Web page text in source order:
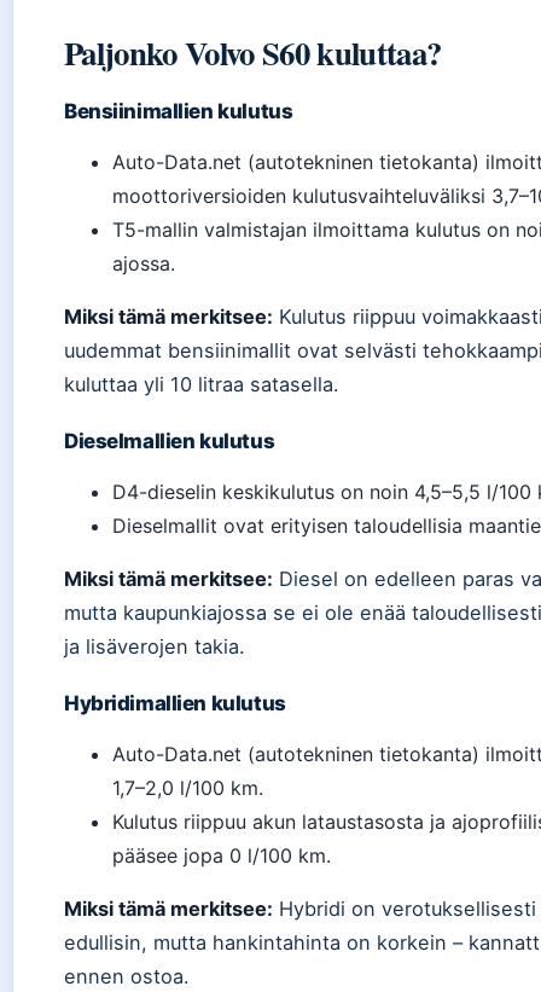
Paljonko Volvo S60 kuluttaa?
Bensiinimallien kulutus
Auto-Data.net (autotekninen tietokanta)
moottoriversioiden kulutusvaihteluväliksi
T5-mallin valmistajan ilmoittama kulutus on
ajossa.
Miksi tämä merkitsee: Kulutus riippuu
uudemmat bensiinimallit ovat selvästi
kuluttaa yli 10 litraa satasella.
Dieselmallien kulutus
D4-dieselin keskikulutus on noin 4,5–5,5 l/
Dieselmallit ovat erityisen taloudellisia
Miksi tämä merkitsee: Diesel on edelleen paras
mutta kaupunkiajossa se ei ole enää
ja lisäverojen takia.
Hybridimallien kulutus
Auto-Data.net (autotekninen tietokanta)
1,7–2,0 l/100 km.
Kulutus riippuu akun lataustasosta ja
pääsee jopa 0 l/100 km.
Miksi tämä merkitsee: Hybridi on
edullisin, mutta hankintahinta on korkein –
ennen ostoa.